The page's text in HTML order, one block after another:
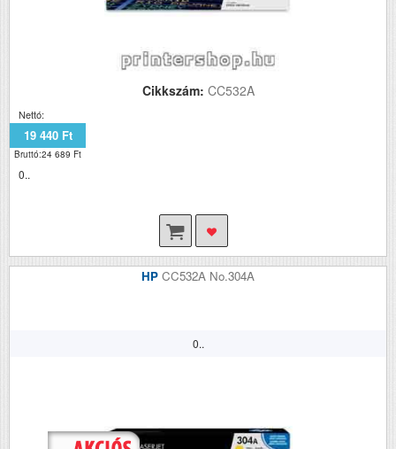
Cikkszám: CC532A
Nettó:
19 440 Ft
Bruttó:24 689 Ft
0..
HP CC532A No.304A
0..